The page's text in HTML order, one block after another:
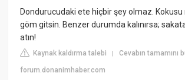
Dondurucudaki ete hiçbir şey olmaz.
göm gitsin. Benzer durumda kalınırsa;
atın!
Kaynak kaldırma talebi |Cevabın tamamını
forum.donanimhaber.com